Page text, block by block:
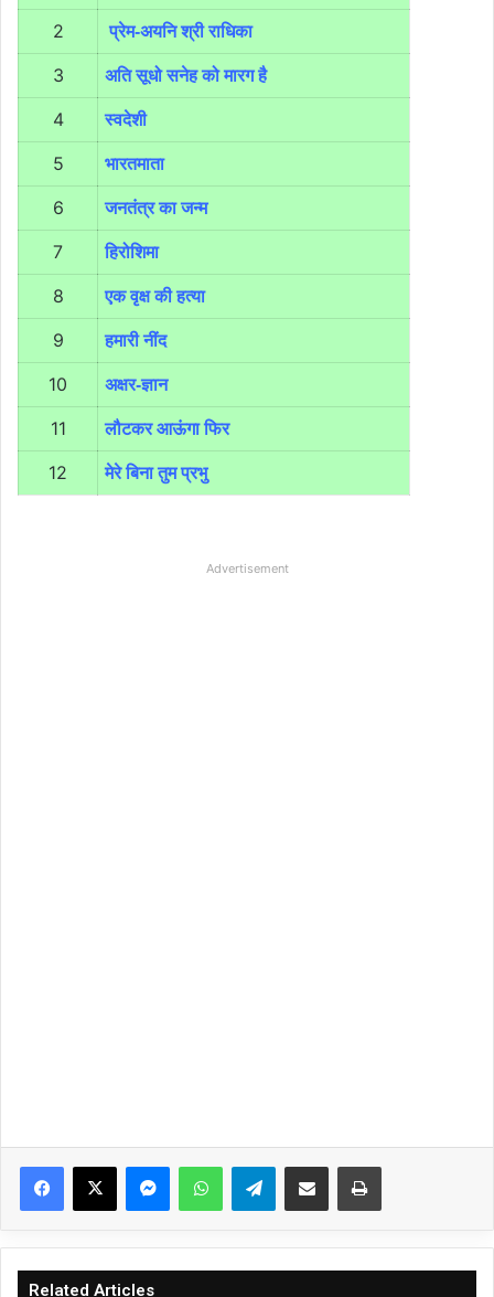
2 प्रेम-अयनि श्री राधिका
3 अति सूधो सनेह को मारग है
4 स्वदेशी
5 भारतमाता
6 जनतंत्र का जन्म
7 हिरोशिमा
8 एक वृक्ष की हत्या
9 हमारी नींद
10 अक्षर-ज्ञान
11 लौटकर आऊंगा फिर
12 मेरे बिना तुम प्रभु
Advertisement
Facebook
X MessengerWhatsAppTelegramShare via Email Print
Related Articles